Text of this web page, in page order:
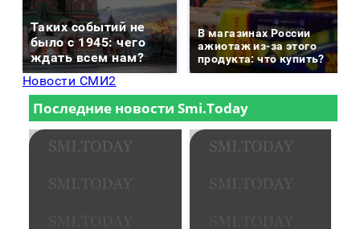
Таких событий не
было с 1945: чего
ждать всем нам?
В магазинах России
ажиотаж из-за этого
продукта: что купить?
Новости СМИ2